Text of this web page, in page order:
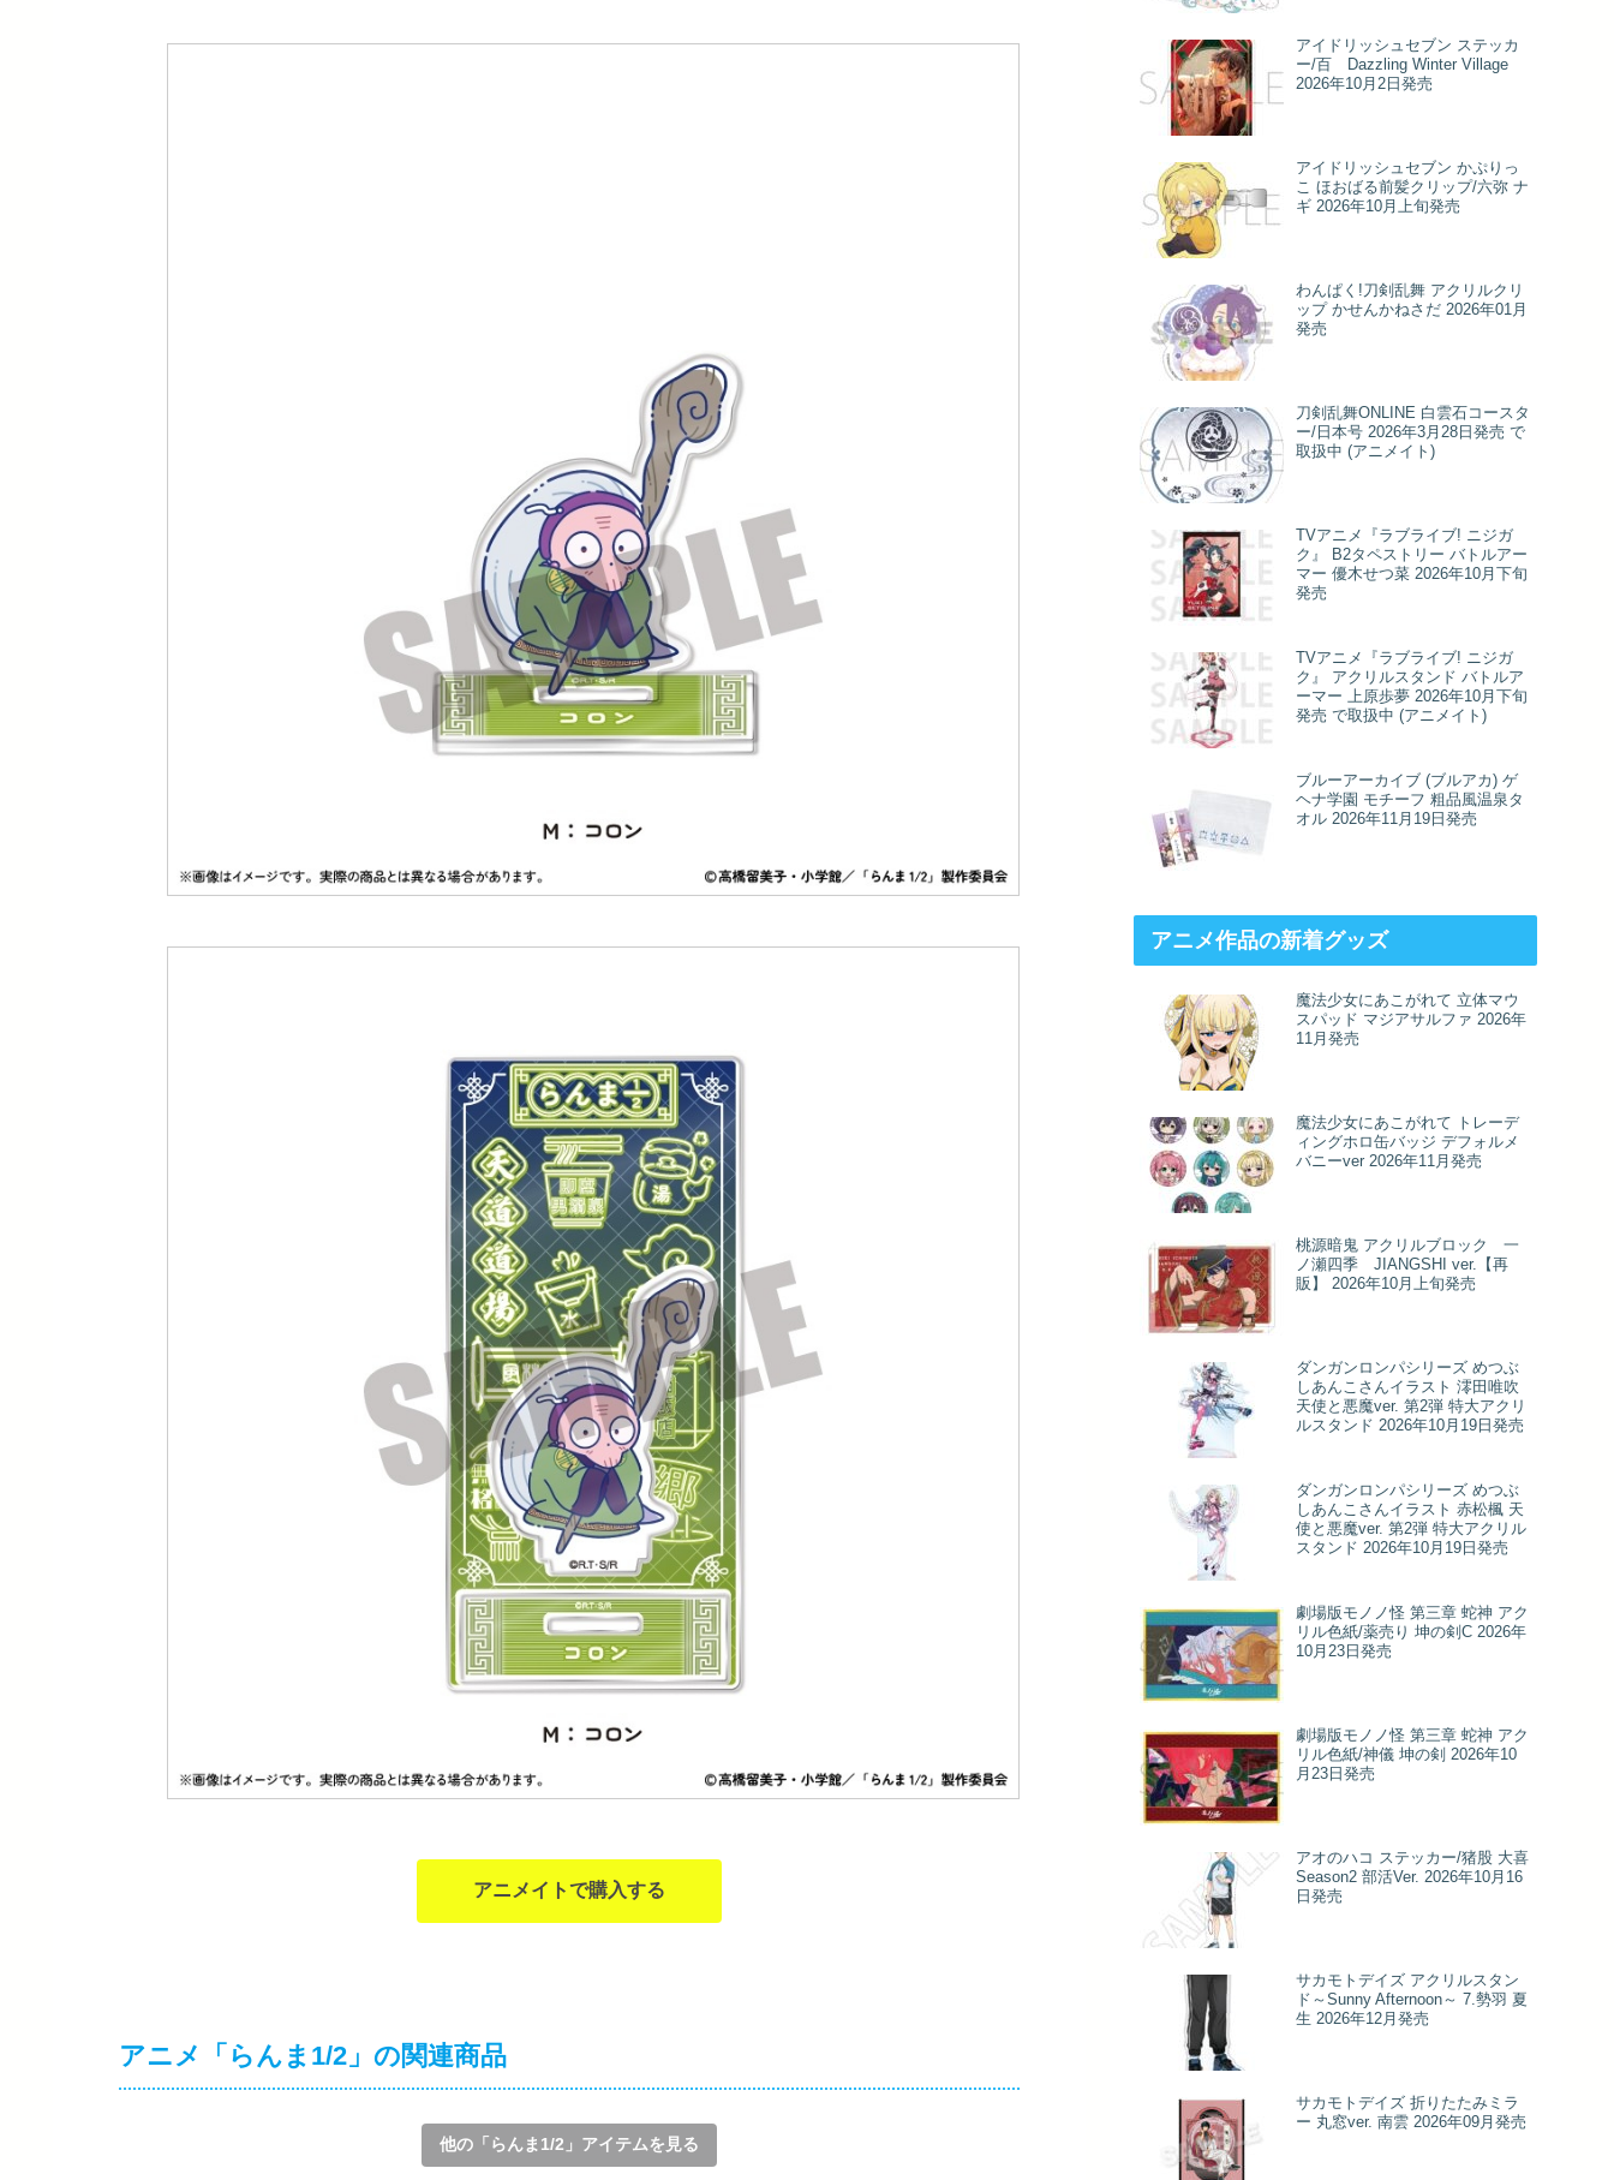
アニメイトで購入する
アニメ「らんま1/2」の関連商品
他の「らんま1/2」アイテムを見る
アイドリッシュセブン ステッカ
ー/百 Dazzling Winter Village
2026年10月2日発売
アイドリッシュセブン かぷりっ
こ ほおばる前髪クリップ/六弥 ナ
ギ 2026年10月上旬発売
わんぱく!刀剣乱舞 アクリルクリ
ップ かせんかねさだ 2026年01月
発売
刀剣乱舞ONLINE 白雲石コースタ
ー/日本号 2026年3月28日発売 で
取扱中 (アニメイト)
TVアニメ『ラブライブ! ニジガ
ク』 B2タペストリー バトルアー
マー 優木せつ菜 2026年10月下旬
発売
TVアニメ『ラブライブ! ニジガ
ク』 アクリルスタンド バトルア
ーマー 上原歩夢 2026年10月下旬
発売 で取扱中 (アニメイト)
ブルーアーカイブ (ブルアカ) ゲ
ヘナ学園 モチーフ 粗品風温泉タ
オル 2026年11月19日発売
アニメ作品の新着グッズ
魔法少女にあこがれて 立体マウ
スパッド マジアサルファ 2026年
11月発売
魔法少女にあこがれて トレーデ
ィングホロ缶バッジ デフォルメ
バニーver 2026年11月発売
桃源暗鬼 アクリルブロック 一
ノ瀬四季 JIANGSHI ver.【再
販】 2026年10月上旬発売
ダンガンロンパシリーズ めつぶ
しあんこさんイラスト 澪田唯吹
天使と悪魔ver. 第2弾 特大アクリ
ルスタンド 2026年10月19日発売
ダンガンロンパシリーズ めつぶ
しあんこさんイラスト 赤松楓 天
使と悪魔ver. 第2弾 特大アクリル
スタンド 2026年10月19日発売
劇場版モノノ怪 第三章 蛇神 アク
リル色紙/薬売り 坤の剣C 2026年
10月23日発売
劇場版モノノ怪 第三章 蛇神 アク
リル色紙/神儀 坤の剣 2026年10
月23日発売
アオのハコ ステッカー/猪股 大喜
Season2 部活Ver. 2026年10月16
日発売
サカモトデイズ アクリルスタン
ド～Sunny Afternoon～ 7.勢羽 夏
生 2026年12月発売
サカモトデイズ 折りたたみミラ
ー 丸窓ver. 南雲 2026年09月発売